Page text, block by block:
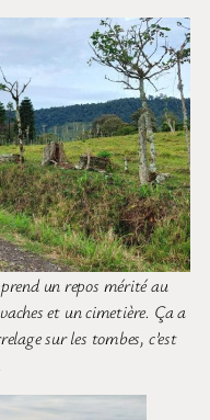
un repos mérité au
et un cimetière. Ça a
sur les tombes, c’est